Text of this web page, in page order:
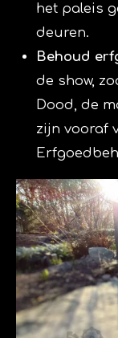
het paleis
deuren.
Behoud
de show,
Dood, de
zijn vooraf